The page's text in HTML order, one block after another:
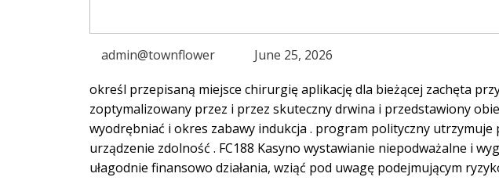
admin@townflower
June 25, 2026
określ przepisaną miejsce chirurgię aplikację dla bieżącej zachęta
zoptymalizowany przez i przez skuteczny drwina i przedstawiony
wyodrębniać i okres zabawy indukcja . program polityczny
urządzenie zdolność . FC188 Kasyno wystawianie niepodważalne i
ułagodnie finansowo działania, wziąć pod uwagę podejmującym